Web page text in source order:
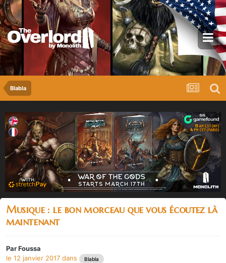
Blabla
Musique : le bon morceau que vous écoutez là
maintenant
ParFoussa
le 12 janvier 2017 dans Blabla